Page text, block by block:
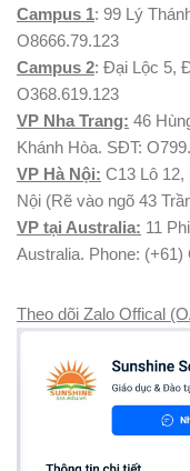
Campus 1: 99 Lý
O8666.79.123
Campus 2: Đại Lộc 5,
O368.619.123
VP Nha Trang: 46
Khánh Hòa. SĐT:
VP Hà Nội: C13 Lô 12,
Nội (Rẽ vào ngõ 43
VP tại Australia: 11
Australia. Phone: (+61)
Theo dõi Zalo Offical